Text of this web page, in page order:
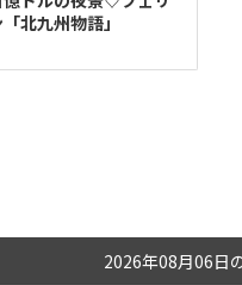
北九州物語」
2026年08月06日